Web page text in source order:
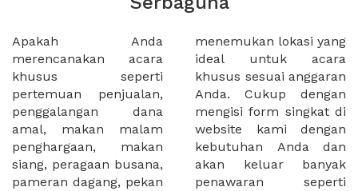
Apakah Anda
merencanakan acara
khusus seperti
pertemuan penjualan,
penggalangan dana
amal, makan malam
penghargaan, makan
siang, peragaan busana,
pameran dagang, pekan
menemukan lokasi yang
ideal untuk acara
khusus sesuai anggaran
Anda. Cukup dengan
mengisi form singkat di
website kami dengan
kebutuhan Anda dan
akan keluar banyak
penawaran seperti